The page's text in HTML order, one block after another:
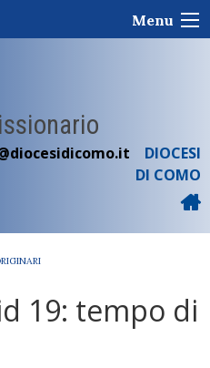
Menu
DIOCESI
DI COMO
19: tempo di